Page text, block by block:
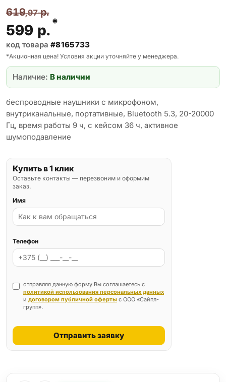
619,97р.
599 р.*
код товара #8165733
*Акционная цена! Условия акции уточняйте у менеджера.
Наличие: В наличии
беспроводные наушники с микрофоном,
внутриканальные, портативные, Bluetooth 5.3, 20-20000
Гц, время работы 9 ч, с кейсом 36 ч, активное
шумоподавление
Купить в 1 клик
Оставьте контакты — перезвоним и оформим
заказ.
Имя
Телефон
отправляя данную форму Вы соглашаетесь с
политикой использования персональных данных
и договором публичной оферты с ООО «Сайпл-
групп».
Отправить заявку